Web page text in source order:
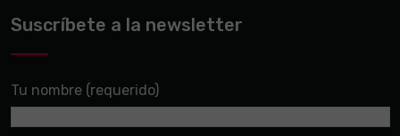
Suscríbete a la newsletter
Tu nombre (requerido)